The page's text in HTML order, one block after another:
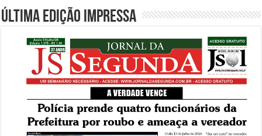
Última edição impressa